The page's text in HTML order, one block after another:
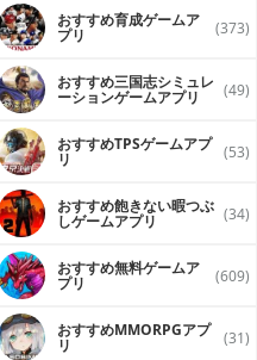
おすすめ育成ゲームア
プリ (373)
おすすめ三国志シミュレ
ーションゲームアプリ (49)
おすすめTPSゲームアプ
リ (53)
おすすめ飽きない暇つぶ
しゲームアプリ (34)
おすすめ無料ゲームア
プリ (609)
おすすめ MMORPGアプ
リ (31)